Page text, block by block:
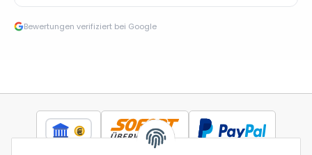
Bewertungen verifiziert bei Google